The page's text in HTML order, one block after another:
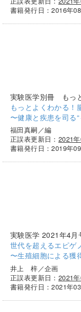
書籍発行日：2016年
実験医学別冊 もっ
もっとよくわかる！
〜健康と疾患を司る
福田真嗣／編
正誤表更新日： 2021
書籍発行日：2019年
実験医学 2021年4
世代を超えるエピゲ
〜生殖細胞による獲
井上 梓／企画
正誤表更新日： 2021
書籍発行日：2021年